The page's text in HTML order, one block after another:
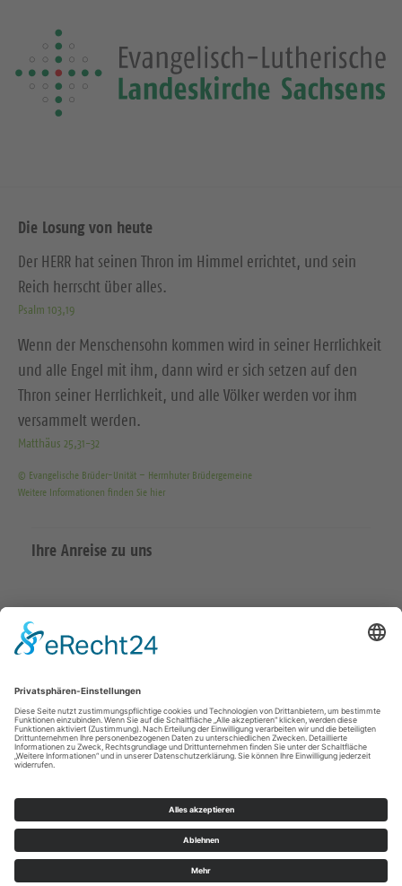
Die Losung von heute
Der HERR hat seinen Thron im Himmel errichtet, und sein
Reich herrscht über alles.
Psalm 103,19
Wenn der Menschensohn kommen wird in seiner Herrlichkeit
und alle Engel mit ihm, dann wird er sich setzen auf den
Thron seiner Herrlichkeit, und alle Völker werden vor ihm
versammelt werden.
Matthäus 25,31-32
© Evangelische Brüder-Unität – Herrnhuter Brüdergemeine
Weitere Informationen finden Sie hier
Ihre Anreise zu uns
Datenschutzerklärung Impressum Meißen Großenhain
© Kirchenbezirk Meißen 2026